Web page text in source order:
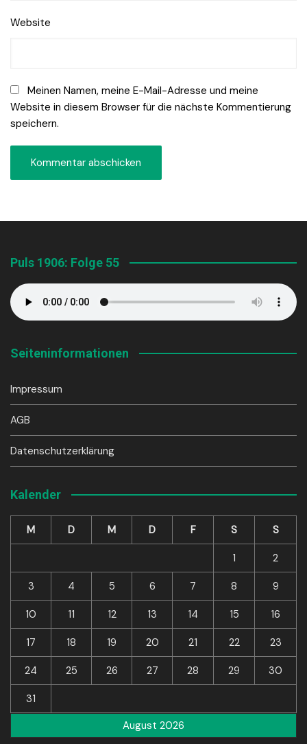
Website
Meinen Namen, meine E-Mail-Adresse und meine
Website in diesem Browser für die nächste Kommentierung
speichern.
Puls 1906: Folge 55
Seiteninformationen
Impressum
AGB
Datenschutzerklärung
Kalender
August 2026
M D M D F S S
1 2
3 4 5 6 7 8 9
10 11 12 13 14 15 16
17 18 19 20 21 22 23
24 25 26 27 28 29 30
31